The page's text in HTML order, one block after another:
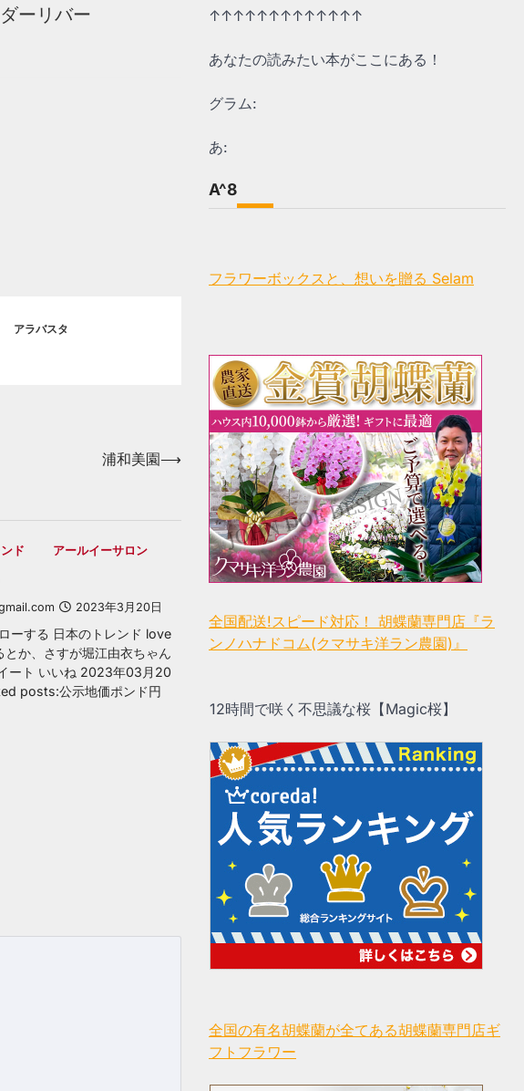
ーリバー
アラバスタ
浦和美園⟶
ド アールイーサロン
2023年3月20日
ーする 日本のトレンド love
か、さすが堀江由衣ちゃん
ート いいね 2023年03月20
posts:公示地価ポンド円
↑↑↑↑↑↑↑↑↑↑↑↑↑
あなたの読みたい本がここにある！
グラム:
あ:
A^8
フラワーボックスと、想いを贈る Selam
全国配送!スピード対応！ 胡蝶蘭専門店『ラ
ンノハナドコム(クマサキ洋ラン農園)』
12時間で咲く不思議な桜【Magic桜】
全国の有名胡蝶蘭が全てある胡蝶蘭専門店ギ
フトフラワー